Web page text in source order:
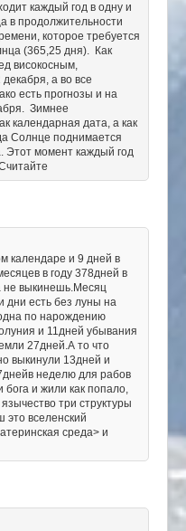
каждый год в одну и
в продолжительности
которое требуется
(365,25 дня). Как
високосным,
а во все
есть прогнозы и на
Зимнее
календарная дата, а как
Солнце поднимается
Этот момент каждый год
календаре и 9 дней в
в году 378дней в
не выкинешь.Месяц
дни есть без луны на
по нарождению
и 11дней убывания
27дней.А то что
выкинули 13дней и
неделю для рабов
и жили как попало,
три структуры
это вселенский
среда> и